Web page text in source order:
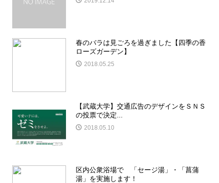
春のバラは見ごろを過ぎました【四季の香
ローズガーデン】
2018.05.25
【武蔵大学】交通広告のデザインをＳＮＳ
の投票で決定...
2018.05.10
区内公衆浴場で 「セージ湯」・「菖蒲
湯」を実施します！